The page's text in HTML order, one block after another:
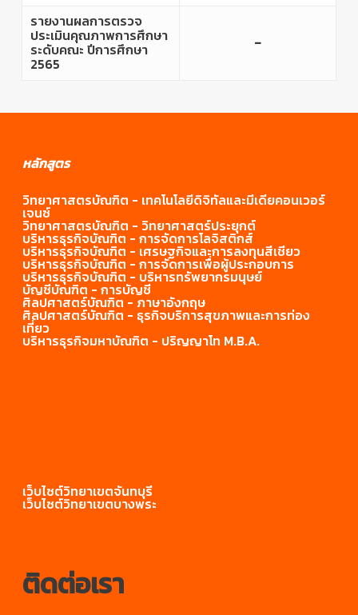
รายงานผลการตรวจ
ประเมินคุณภาพการศึกษา
ระดับคณะ ปีการศึกษา
2565
–
หลักสูตร
วิทยาศาสตรบัณฑิต - เทคโนโลยีดิจิทัลและมีเดียคอนเวอร์
เจนซ์
วิทยาศาสตรบัณฑิต - วิทยาศาสตร์ประยุกต์
บริหารธุรกิจบัณฑิต - การจัดการโลจิสติกส์
บริหารธุรกิจบัณฑิต - เศรษฐกิจและการลงทุนสีเชียว
บริหารธุรกิจบัณฑิต - การจัดการเพื่อผู้ประกอบการ
บริหารธุรกิจบัณฑิต - บริหารทรัพยากรมนุษย์
บัญชีบัณฑิต - การบัญชี
ศิลปศาสตร์บัณฑิต - ภาษาอังกฤษ
ศิลปศาสตร์บัณฑิต - ธุรกิจบริการสุขภาพและการท่อง
เที่ยว
บริหารธุรกิจมหาบัณฑิต - ปริญญาโท M.B.A.
เว็บไซต์วิทยาเขตจันทบุรี
เว็บไซต์วิทยาเขตบางพระ
ติดต่อเรา